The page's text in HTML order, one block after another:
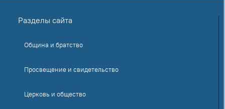
Разделы сайта
Община и братство
Просвещение и свидетельство
Церковь и общество